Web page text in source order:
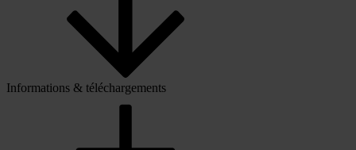
Informations & téléchargements